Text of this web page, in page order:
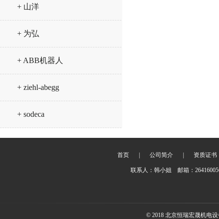
+ 山洋
+ 为弘
+ ABB机器人
+ ziehl-abegg
+ sodeca
首页 公司简介 资质证书
联系人：韩小姐 邮箱：
© 2018 北京恒瑞宏晟机电